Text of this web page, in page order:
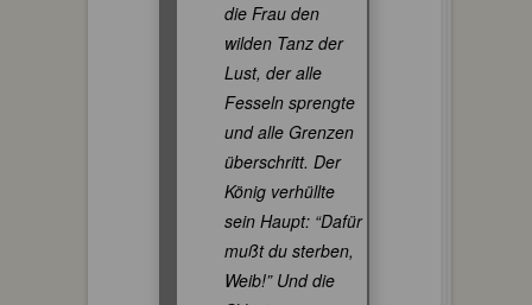
die Frau den
wilden Tanz der
Lust, der alle
Fesseln sprengte
und alle Grenzen
überschritt. Der
König verhüllte
sein Haupt: “Dafür
mußt du sterben,
Weib!” Und die